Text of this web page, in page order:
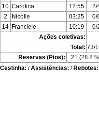
10 Carolina 12:55 2/
2
Nicolle 03:25 0/
14 Franciele 10:19 0/
Ações coletivas:
Total: 73/
Reservas (Ptos):
21 (28.8
Cestinha: /Assistências: / Rebotes: